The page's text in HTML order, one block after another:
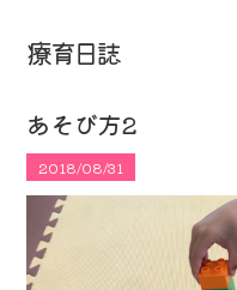
療育日誌
あそび方2
2018/08/31